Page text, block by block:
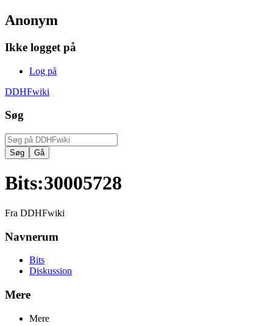
Anonym
Ikke logget på
Log på
DDHFwiki
Søg
Bits:30005728
Fra DDHFwiki
Navnerum
Bits
Diskussion
Mere
Mere